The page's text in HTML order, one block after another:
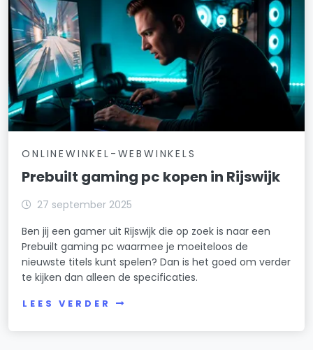
ONLINEWINKEL-WEBWINKELS
Prebuilt gaming pc kopen in Rijswijk
27 september 2025
Ben jij een gamer uit Rijswijk die op zoek is naar een
Prebuilt gaming pc waarmee je moeiteloos de
nieuwste titels kunt spelen? Dan is het goed om verder
te kijken dan alleen de specificaties.
LEES VERDER